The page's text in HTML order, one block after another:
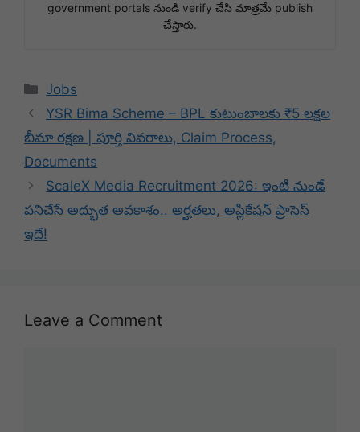
government portals నుండి verify చేసి మాత్రమే publish
చేస్తారు.
Categories
Jobs
YSR Bima Scheme – BPL కుటుంబాలకు ₹5 లక్షల
బీమా రక్షణ | పూర్తి వివరాలు, Claim Process,
Documents
ScaleX Media Recruitment 2026: ఇంటి నుండే
పనిచేసే అద్భుత అవకాశం.. అర్హతలు, అప్లికేషన్ ప్రాసెస్
ఇదే!
Leave a Comment